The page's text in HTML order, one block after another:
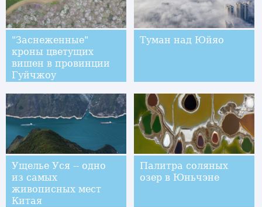
"Заснеженные"
кроны цветущих
вишен в провинции
Гуйчжоу
Туман над Юйяо
Ущелье Уся -- одно
из самых
живописных мест
Китая
Палитра соляных
озер в Юньчэне